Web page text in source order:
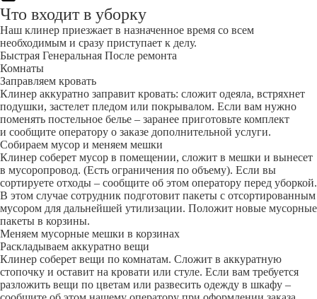
Что входит в уборку
Наш клинер приезжает в назначенное время со всем
необходимым и сразу приступает к делу.
Быстрая Генеральная После ремонта
Комнаты
Заправляем кровать
Клинер аккуратно заправит кровать: сложит одеяла, встряхнет
подушки, застелет пледом или покрывалом. Если вам нужно
поменять постельное белье – заранее приготовьте комплект
и сообщите оператору о заказе дополнительной услуги.
Собираем мусор и меняем мешки
Клинер соберет мусор в помещении, сложит в мешки и вынесет
в мусоропровод. (Есть ограничения по объему). Если вы
сортируете отходы – сообщите об этом оператору перед уборкой.
В этом случае сотрудник подготовит пакеты с отсортированным
мусором для дальнейшей утилизации. Положит новые мусорные
пакеты в корзины.
Меняем мусорные мешки в корзинах
Раскладываем аккуратно вещи
Клинер соберет вещи по комнатам. Сложит в аккуратную
стопочку и оставит на кровати или стуле. Если вам требуется
разложить вещи по цветам или развесить одежду в шкафу –